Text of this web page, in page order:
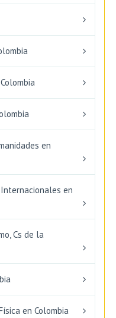
en
en
Cs de la
en Colombia